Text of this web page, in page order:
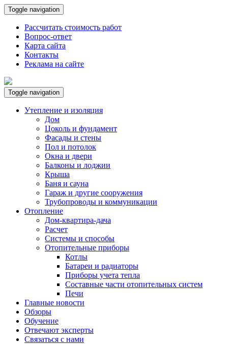
Toggle navigation
Рассчитать стоимость работ
Вопрос-ответ
Карта сайта
Контакты
Реклама на сайте
Toggle navigation
Утепление и изоляция
Дом
Цоколь и фундамент
Фасады и стены
Пол и потолок
Окна и двери
Балконы и лоджии
Крыша
Баня и сауна
Гараж и другие сооружения
Трубопроводы и коммуникации
Отопление
Дом-квартира-дача
Расчет
Системы и способы
Отопительные приборы
Котлы
Батареи и радиаторы
Приборы учета тепла
Составные части отопительных систем
Печи
Главные новости
Обзоры
Обучение
Отвечают эксперты
Связаться с нами